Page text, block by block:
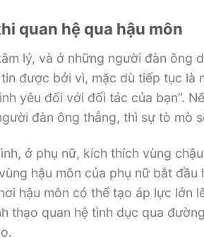
quan hệ qua hậu môn
lý, và ở những người đàn ông
được bởi vì, mặc dù tiếp tục là
yêu đối với đối tác của bạn”.
đàn ông thẳng, thì sự tò mò
ở phụ nữ, kích thích vùng
hậu môn của phụ nữ bắt
hậu môn có thể tạo áp lực lớn
thạo quan hệ tình dục qua